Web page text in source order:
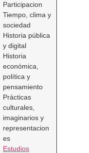
Participacion
Tiempo, clima y
sociedad
Historia pública
y digital
Historia
económica,
política y
pensamiento
Prácticas
culturales,
imaginarios y
representacion
es
Estudios